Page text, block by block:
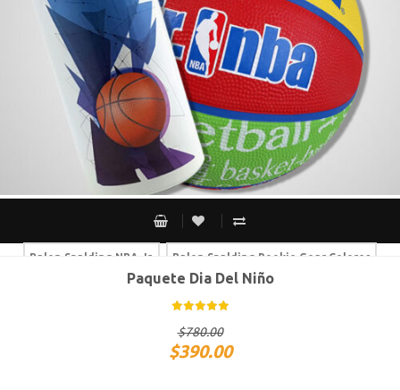
Balon Spalding NBA Jr. Balon Spalding Rookie Gear Colores
Balon Spalding Rookie Gear Ladrillo
Paquete Dia Del Niño
$780.00
$390.00